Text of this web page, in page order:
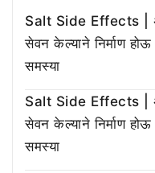
Salt Side Effects |
सेवन केल्याने निर्माण होऊ
समस्या
Salt Side Effects |
सेवन केल्याने निर्माण होऊ
समस्या